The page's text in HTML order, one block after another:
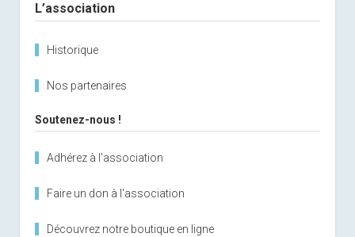
L’association
Historique
Nos partenaires
Soutenez-nous !
Adhérez à l'association
Faire un don à l'association
Découvrez notre boutique en ligne